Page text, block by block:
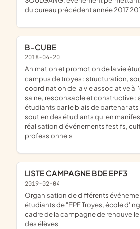
du bureau précédent année 2017
B-CUBE
2018-04-20
animation et promotion de la vie étudiante sur le
campus de troyes ; structuration,
coordination de la vie associative à
saine, responsable et constructive ;
étudiants par le biais de partenariats
soutien des étudiants qui en
réalisation d'événements festifs,
professionnels
LISTE CAMPAGNE BDE EPF3
2019-02-04
organisation de différents événements dédiés aux
étudiants de "EPF Troyes, école
cadre de la campagne de
des élèves